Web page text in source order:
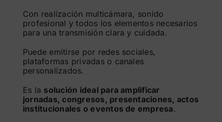
Con realización multicámara, sonido
profesional y todos los elementos necesarios
para una transmisión clara y cuidada.
Puede emitirse por redes sociales,
plataformas privadas o canales
personalizados.
Es la solución ideal para amplificar
jornadas, congresos, presentaciones, actos
institucionales o eventos de empresa.